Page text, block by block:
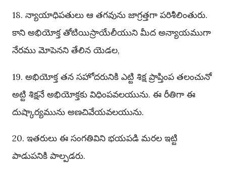
18. న్యాయాధిపతులు ఆ తగవును జాగ్రత్తగా పరిశీలింతురు.
కాని అభియోక్త తోటియిస్రాయేలీయుని మీద అన్యాయముగా
నేరము మోపెనని తేలిన యెడల,
19. అభియోక్త తన సహోదరునికి ఎట్టి శిక్ష ప్రాప్తింప తలంచునో
అట్టి శిక్షనే అభియోక్తకు విధింపవలయును. ఈ రీతిగా ఈ
దుష్కార్యమును అణచివేయవలయును.
20. ఇతరులు ఈ సంగతివిని భయపడి మరల ఇట్టి
పాడుపనికి పాల్పడరు.